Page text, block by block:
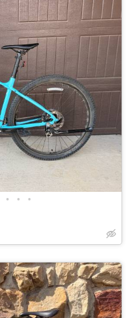
• • •